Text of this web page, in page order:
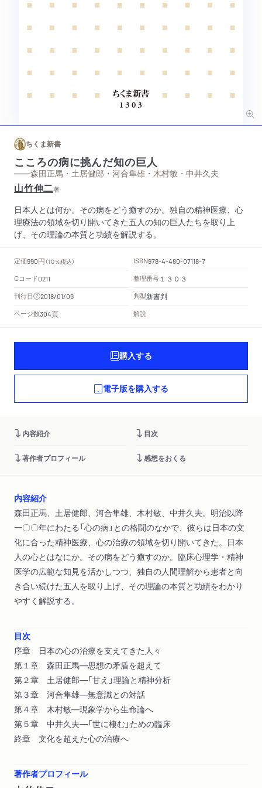
ちくま新書
こころの病に挑んだ知の巨人
——森田正馬・土居健郎・河合隼雄・木村敏・中井久夫
山竹伸二著
日本人とは何か。その病をどう癒すのか。独自の精神医療、心
理療法の領域を切り開いてきた五人の知の巨人たちを取り上
げ、その理論の本質と功績を解説する。
定価990円 （10％税込） ISBN978-4-480-07118-7
Cコード0211 整理番号 １３０３
刊行日 2018/01/09 判型新書判
ページ数304頁 解説
購入する
電子版を購入する
内容紹介 目次
著作者プロフィール 感想をおくる
内容紹介
森田正馬、土居健郎、河合隼雄、木村敏、中井久夫。明治以降
一〇〇年にわたる「心の病」との格闘のなかで、彼らは日本の文
化に合った精神医療、心の治療の領域を切り開いてきた。日本
人の心とはなにか。その病をどう癒すのか。臨床心理学・精神
医学の広範な知見を活かしつつ、独自の人間理解から患者と向
き合い続けた五人を取り上げ、その理論の本質と功績をわかり
やすく解説する。
目次
序章 日本の心の治療を支えてきた人々
第１章 森田正馬―思想の矛盾を超えて
第２章 土居健郎―「甘え」理論と精神分析
第３章 河合隼雄―無意識との対話
第４章 木村敏―現象学から生命論へ
第５章 中井久夫―「世に棲む」ための臨床
終章 文化を超えた心の治療へ
著作者プロフィール